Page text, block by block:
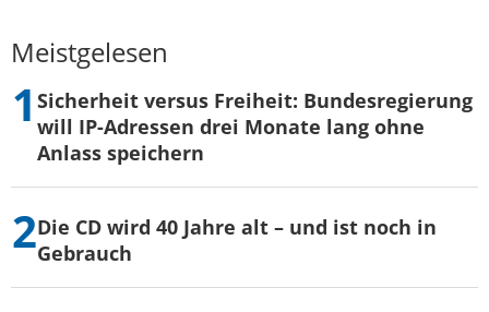
Meistgelesen
Sicherheit versus Freiheit: Bundesregierung
will IP-Adressen drei Monate lang ohne
Anlass speichern
Die CD wird 40 Jahre alt – und ist noch in
Gebrauch